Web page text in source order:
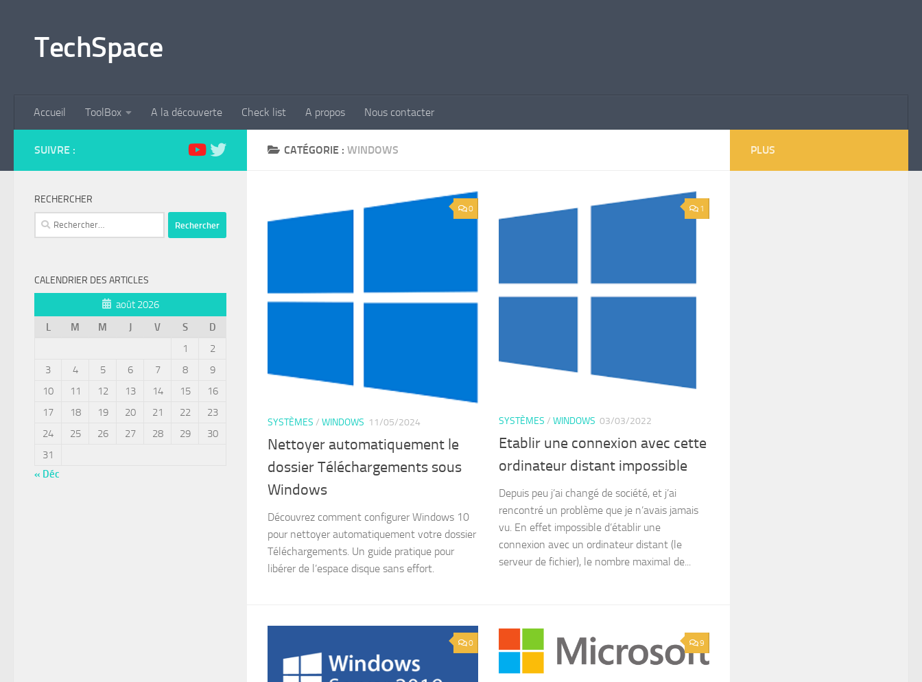
TechSpace
Accueil ToolBox A la découverte Check list A propos Nous contacter
CATÉGORIE : WINDOWS
0
SYSTÈMES / WINDOWS 11/05/2024
Nettoyer automatiquement le
dossier Téléchargements sous
Windows
Découvrez comment configurer Windows 10
pour nettoyer automatiquement votre dossier
Téléchargements. Un guide pratique pour
libérer de l’espace disque sans effort.
1
SYSTÈMES / WINDOWS 03/03/2022
Etablir une connexion avec cette
ordinateur distant impossible
Depuis peu j’ai changé de société, et j’ai
rencontré un problème que je n’avais jamais
vu. En effet impossible d’établir une
connexion avec un ordinateur distant (le
serveur de fichier), le nombre maximal de...
0 9
SUIVRE :
RECHERCHER
Rechercher :
CALENDRIER DES ARTICLES
août 2026
L
M M J V S
D
1
2
3
4 5 6 7 8
9
10
11 12 13 14 15
16
17
18 19 20 21 22
23
24
25 26 27 28 29
30
31
« Déc
PLUS